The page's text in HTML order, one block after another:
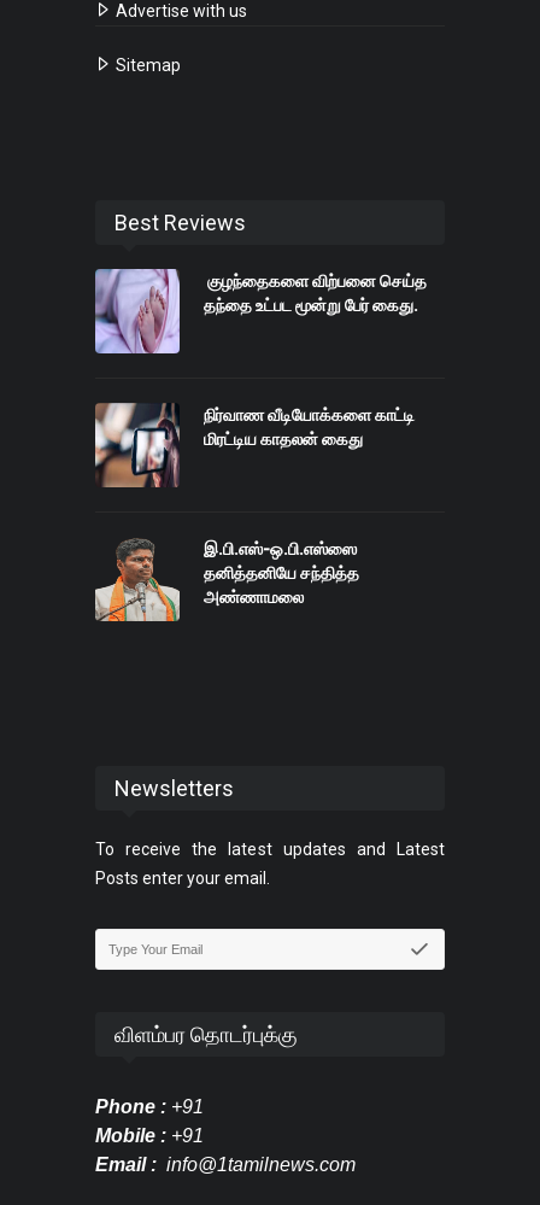
Advertise with us
Sitemap
Best Reviews
குழந்தைகளை விற்பனை செய்த
தந்தை உட்பட மூன்று பேர் கைது.
நிர்வாண வீடியோக்களை காட்டி
மிரட்டிய காதலன் கைது
இ.பி.எஸ்-ஒ.பி.எஸ்ஸை
தனித்தனியே சந்தித்த
அண்ணாமலை
Newsletters
To receive the latest updates and Latest
Posts enter your email.
விளம்பர தொடர்புக்கு
Phone : +91
Mobile : +91
Email : info@1tamilnews.com